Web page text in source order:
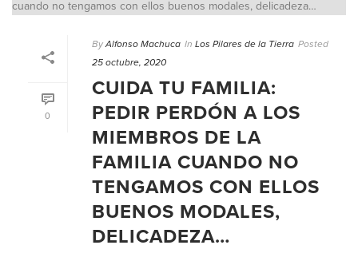
0
By Alfonso Machuca In Los Pilares de la Tierra Posted
25 octubre, 2020
CUIDA TU FAMILIA:
PEDIR PERDÓN A LOS
MIEMBROS DE LA
FAMILIA CUANDO NO
TENGAMOS CON ELLOS
BUENOS MODALES,
DELICADEZA…